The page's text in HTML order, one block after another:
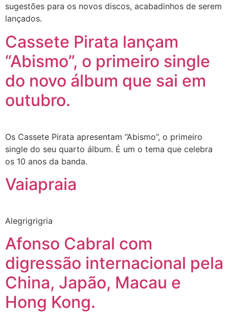
sugestões para os novos discos, acabadinhos de serem
lançados.
Cassete Pirata lançam
“Abismo”, o primeiro single
do novo álbum que sai em
outubro.
Os Cassete Pirata apresentam “Abismo”, o primeiro
single do seu quarto álbum. É um o tema que celebra
os 10 anos da banda.
Vaiapraia
Alegrigrigria
Afonso Cabral com
digressão internacional pela
China, Japão, Macau e
Hong Kong.